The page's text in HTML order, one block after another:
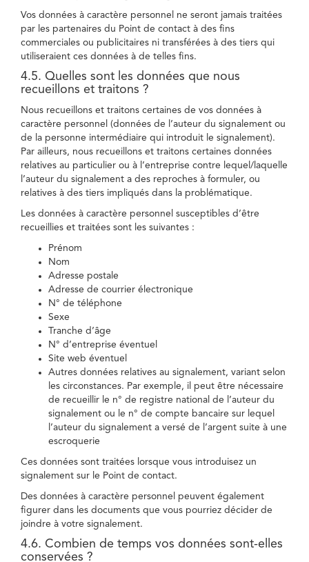
Vos données à caractère personnel ne seront jamais traitées
par les partenaires du Point de contact à des fins
commerciales ou publicitaires ni transférées à des tiers qui
utiliseraient ces données à de telles fins.
4.5. Quelles sont les données que nous
recueillons et traitons ?
Nous recueillons et traitons certaines de vos données à
caractère personnel (données de l’auteur du signalement ou
de la personne intermédiaire qui introduit le signalement).
Par ailleurs, nous recueillons et traitons certaines données
relatives au particulier ou à l’entreprise contre lequel/laquelle
l’auteur du signalement a des reproches à formuler, ou
relatives à des tiers impliqués dans la problématique.
Les données à caractère personnel susceptibles d’être
recueillies et traitées sont les suivantes :
Prénom
Nom
Adresse postale
Adresse de courrier électronique
N° de téléphone
Sexe
Tranche d’âge
N° d’entreprise éventuel
Site web éventuel
Autres données relatives au signalement, variant selon
les circonstances. Par exemple, il peut être nécessaire
de recueillir le n° de registre national de l’auteur du
signalement ou le n° de compte bancaire sur lequel
l’auteur du signalement a versé de l’argent suite à une
escroquerie
Ces données sont traitées lorsque vous introduisez un
signalement sur le Point de contact.
Des données à caractère personnel peuvent également
figurer dans les documents que vous pourriez décider de
joindre à votre signalement.
4.6. Combien de temps vos données sont-elles
conservées ?